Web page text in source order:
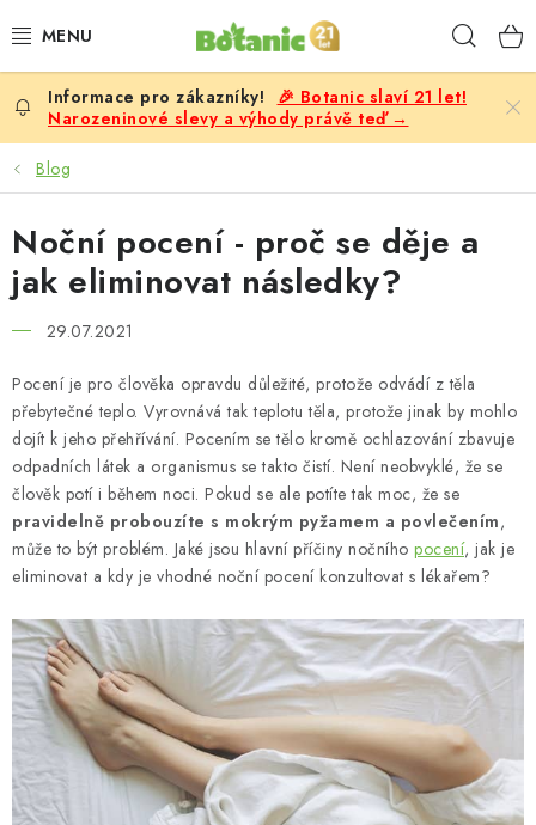
na
PREMIUM
DOPLŇKY STRAVY
CÍLE
POTRAVINY, NÁPOJE
BESTSELLERY
ŽENY
MUŽI
DOVOLENÁ
Doprava a platba Recenze
Věrnostní program
Proč Botanic?
Kontakty
🎉 Botanic slaví 21 let!
Narozeninové slevy a výhody právě teď →
Blog
Noční pocení - proč se děje a
jak eliminovat následky?
29.07.2021
Pocení je pro člověka opravdu důležité, protože odvádí z těla
přebytečné teplo. Vyrovnává tak teplotu těla, protože jinak by mohlo
dojít k jeho přehřívání. Pocením se tělo kromě ochlazování zbavuje
odpadních látek a organismus se takto čistí. Není neobvyklé, že se
člověk potí i během noci. Pokud se ale potíte tak moc, že se
pravidelně probouzíte s mokrým pyžamem a povlečením,
může to být problém. Jaké jsou hlavní příčiny nočního pocení, jak je
eliminovat a kdy je vhodné noční pocení konzultovat s lékařem?